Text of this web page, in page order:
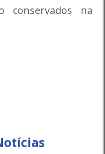
conservados na